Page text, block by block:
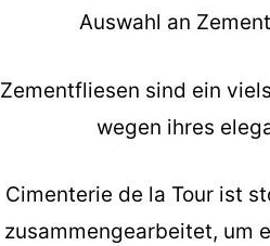
Auswahl an
Zementfliesen sind ein
wegen ihres
Cimenterie de la Tour ist
zusammengearbeitet, um